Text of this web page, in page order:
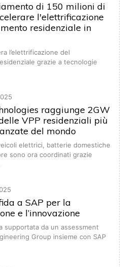
di 150 milioni di
l'elettrificazione
residenziale in
l’elettrificazione del
grazie a tecnologie
raggiunge 2GW
VPP residenziali più
del mondo
elettrici, batterie domestiche
sono ora coordinati grazie
a SAP per la
e l’innovazione
supportata da un assessment
Group insieme con SAP